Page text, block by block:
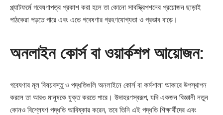
প্ল্যাটফর্মে গবেষণাপত্র প্রকাশ করা হলে তা কোনো সাবস্ক্রিপশনের প্রয়োজন ছাড়াই
পাঠকেরা পড়তে পারে এবং এতে গবেষণার গ্রহণযোগ্যতা ও প্রভাব বাড়ে।
অনলাইন কোর্স বা ওয়ার্কশপ আয়োজন:
গবেষণার মূল বিষয়বস্তু ও পদ্ধতিগুলি অনলাইনে কোর্স বা কর্মশালা আকারে উপস্থাপন
করলে তা আরও মানুষকে যুক্ত করতে পারে। উদাহরণস্বরূপ, যদি একজন বিজ্ঞানী নতুন
কোনও বিশ্লেষণ পদ্ধতি আবিষ্কার করেন, তবে তিনি এই পদ্ধতি শিক্ষার্থীদের এবং